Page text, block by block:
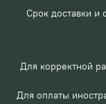
Срок доставки и
Для корректной
Для оплаты